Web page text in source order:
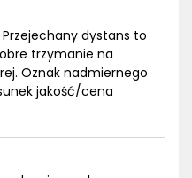
dystans to
trzymanie na
Oznak nadmiernego
jakość/cena